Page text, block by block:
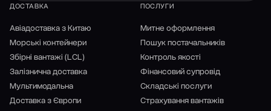
ДОСТАВКА
Авіадоставка з Китаю
Морські контейнери
Збірні вантажі (LCL)
Залізнична доставка
Мультимодальна
Доставка з Європи
ПОСЛУГИ
Митне оформлення
Пошук постачальників
Контроль якості
Фінансовий супровід
Складські послуги
Страхування вантажів